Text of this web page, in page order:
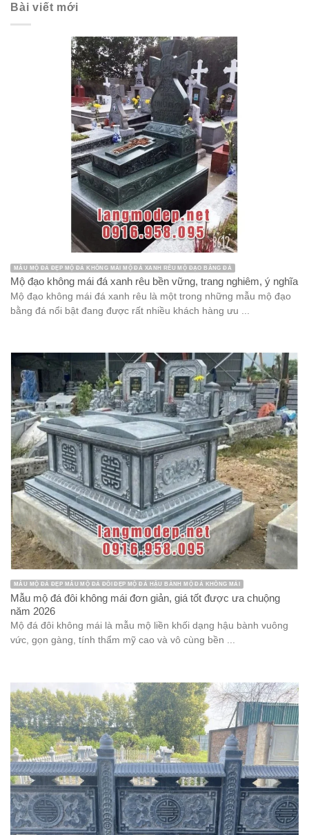
Bài viết mới
MẪU MỘ ĐÁ ĐẸP MỘ ĐÁ KHÔNG MÁI MỘ ĐÁ XANH RÊU MỘ ĐẠO BẰNG ĐÁ
Mộ đạo không mái đá xanh rêu bền vững, trang nghiêm, ý nghĩa
Mộ đạo không mái đá xanh rêu là một trong những mẫu mộ đạo
bằng đá nổi bật đang được rất nhiều khách hàng ưu ...
MẪU MỘ ĐÁ ĐẸP MẪU MỘ ĐÁ ĐÔI ĐẸP MỘ ĐÁ HẬU BÀNH MỘ ĐÁ KHÔNG MÁI
Mẫu mộ đá đôi không mái đơn giản, giá tốt được ưa chuộng
năm 2026
Mộ đá đôi không mái là mẫu mộ liền khối dạng hậu bành vuông
vức, gọn gàng, tính thẩm mỹ cao và vô cùng bền ...